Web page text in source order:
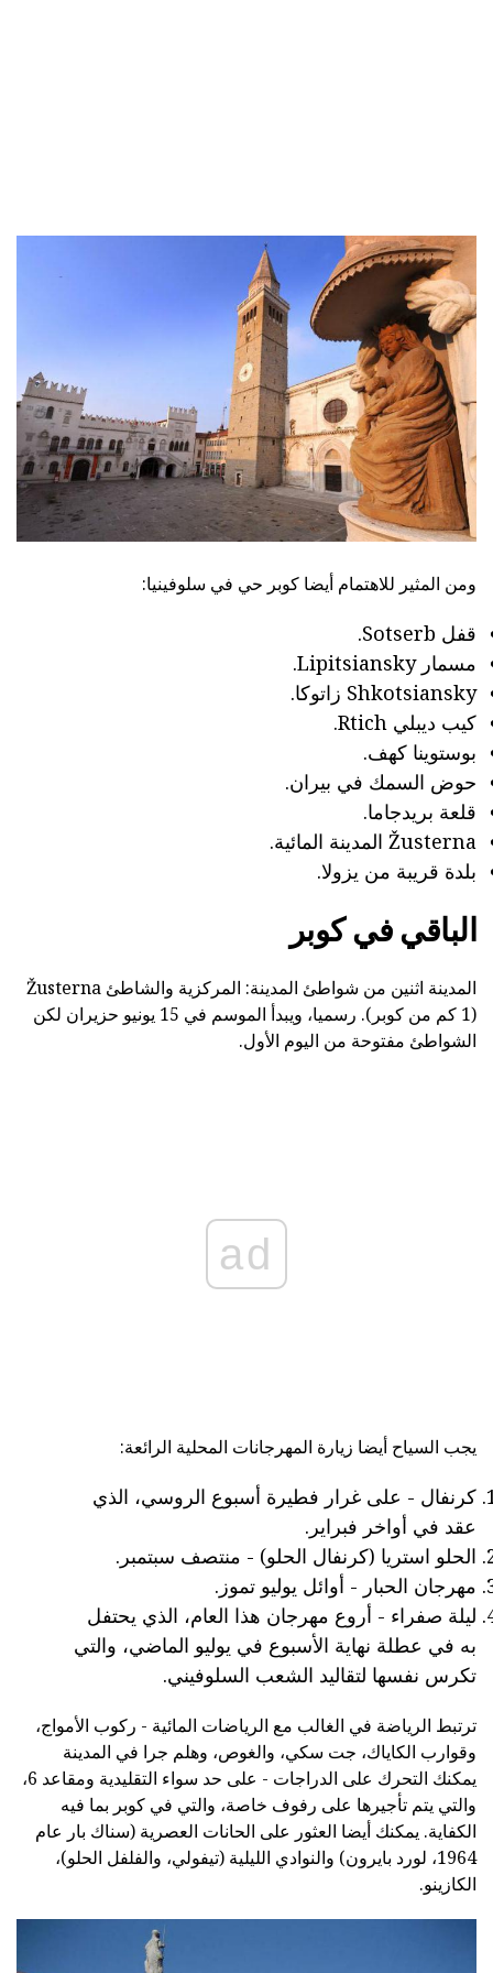
ومن المثير للاهتمام أيضا كوبر حي في سلوفينيا:
قفل Sotserb.
مسمار Lipitsiansky.
Shkotsiansky زاتوكا.
كيب ديبلي Rtich.
بوستوينا كهف.
حوض السمك في بيران.
قلعة بريدجاما.
Žusterna المدينة المائية.
بلدة قريبة من يزولا.
الباقي في كوبر
المدينة اثنين من شواطئ المدينة: المركزية والشاطئ Žusterna
(1 كم من كوبر). رسميا، ويبدأ الموسم في 15 يونيو حزيران لكن
الشواطئ مفتوحة من اليوم الأول.
ad
يجب السياح أيضا زيارة المهرجانات المحلية الرائعة:
كرنفال - على غرار فطيرة أسبوع الروسي، الذي
عقد في أواخر فبراير.
الحلو استريا (كرنفال الحلو) - منتصف سبتمبر.
مهرجان الحبار - أوائل يوليو تموز.
ليلة صفراء - أروع مهرجان هذا العام، الذي يحتفل
به في عطلة نهاية الأسبوع في يوليو الماضي، والتي
تكرس نفسها لتقاليد الشعب السلوفيني.
ترتبط الرياضة في الغالب مع الرياضات المائية - ركوب الأمواج،
وقوارب الكاياك، جت سكي، والغوص، وهلم جرا في المدينة
يمكنك التحرك على الدراجات - على حد سواء التقليدية ومقاعد 6،
والتي يتم تأجيرها على رفوف خاصة، والتي في كوبر بما فيه
الكفاية. يمكنك أيضا العثور على الحانات العصرية (سناك بار عام
1964، لورد بايرون) والنوادي الليلية (تيفولي، والفلفل الحلو)،
الكازينو.